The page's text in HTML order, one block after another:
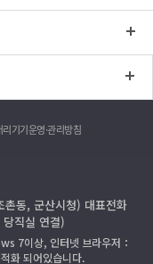
기기운영·관리방침
동, 군산시청) 대표전화
직실 연결)
7이상, 인터넷 브라우저：
화 되어있습니다.